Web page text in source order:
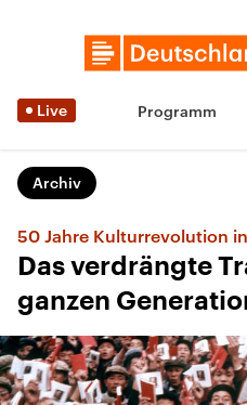
Live Programm
Archiv
50 Jahre Kulturrevolution
Das verdrängte
ganzen